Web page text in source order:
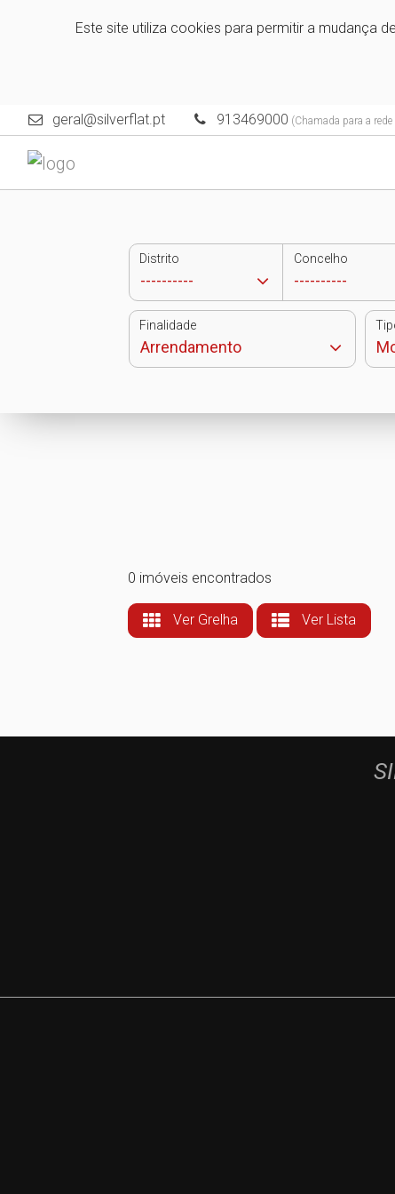
Este site utiliza cookies para permitir a mudança
geral@silverflat.pt 913469000 (Chamada para a
Distrito Concelho
Finalidade
0 imóveis encontrados
Ver Grelha Ver Lista